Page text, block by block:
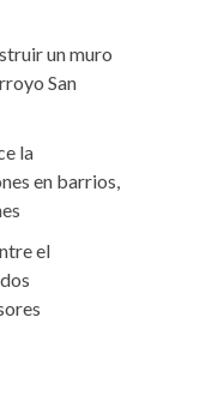
un muro
San
la
en barrios,
el